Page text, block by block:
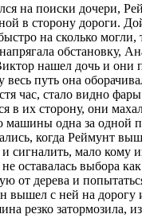
на поиски дочери,
в сторону дороги.
на сколько
обстановку,
нашел дочь и они
весь путь она
час, стало видно
в их сторону, они
машины одна за одной
когда Реймунт
и сигналить, мало кому
оставалась выбора
от дерева и
вышел с ней на дорогу
резко затормозила,